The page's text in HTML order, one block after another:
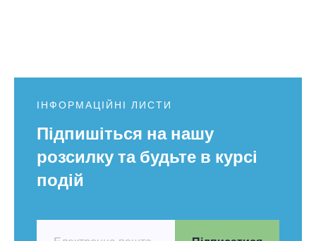
ІНФОРМАЦІЙНІ ЛИСТИ
Підпишіться на нашу
розсилку та будьте в курсі
подій